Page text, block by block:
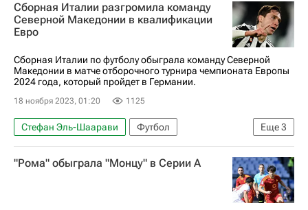
Рома
Наполи
Ювентус
Лучано Спаллетти
Сборная Италии разгромила команду
Северной Македонии в квалификации
Евро
Сборная Италии по футболу обыграла команду Северной
Македонии в матче отборочного турнира чемпионата Европы
2024 года, который пройдет в Германии.
18 ноября 2023, 01:20 1125
Еще3
Стефан Эль-Шаарави
Футбол
Маттео Дармиан
Джакомо Распадори
Евро-2024
"Рома" обыграла "Монцу" в Серии А